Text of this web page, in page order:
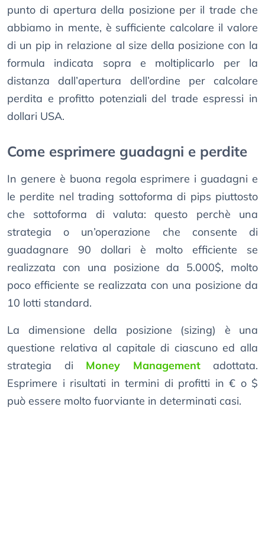
punto di apertura della posizione per il trade che
abbiamo in mente, è sufficiente calcolare il valore
di un pip in relazione al size della posizione con la
formula indicata sopra e moltiplicarlo per la
distanza dall’apertura dell’ordine per calcolare
perdita e profitto potenziali del trade espressi in
dollari USA.
Come esprimere guadagni e perdite
In genere è buona regola esprimere i guadagni e
le perdite nel trading sottoforma di pips piuttosto
che sottoforma di valuta: questo perchè una
strategia o un’operazione che consente di
guadagnare 90 dollari è molto efficiente se
realizzata con una posizione da 5.000$, molto
poco efficiente se realizzata con una posizione da
10 lotti standard.
La dimensione della posizione (sizing) è una
questione relativa al capitale di ciascuno ed alla
strategia di Money Managementadottata.
Esprimere i risultati in termini di profitti in € o $
può essere molto fuorviante in determinati casi.